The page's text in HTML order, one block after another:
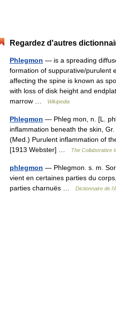
Regardez d'autres
Phlegmon — is a spreading
formation of suppurative/purulent
affecting the spine is known as
with loss of disk height and
marrow …
Wikipedia
Phlegmon — Phleg mon, n. [L.
inflammation beneath the skin,
(Med.) Purulent inflammation of
[1913 Webster] …
The Collaborative
phlegmon — Phlegmon. s. m.
vient en certaines parties du
parties charnuës …
Dictionnaire de